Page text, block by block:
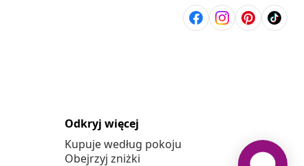
Odkryj więcej
Kupuje według pokoju
Obejrzyj zniżki